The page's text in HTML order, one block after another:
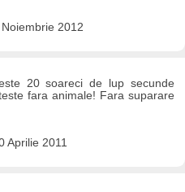
2012
20 soareci de lup secunde
fara animale! Fara suparare
Aprilie 2011